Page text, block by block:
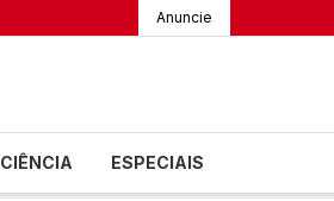
Anuncie
CIÊNCIA ESPECIAIS